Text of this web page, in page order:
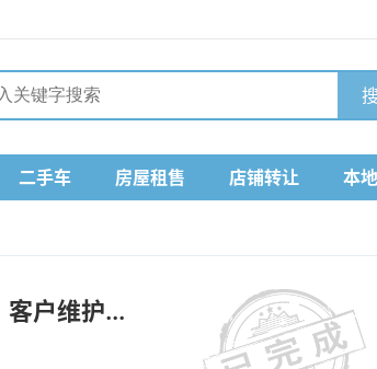
二手车 房屋租售 店铺转让 本
户维护...